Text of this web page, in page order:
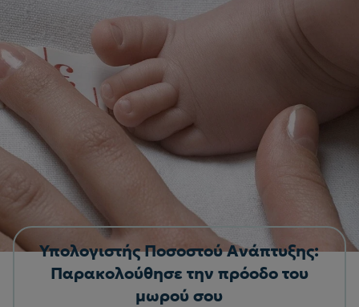
Υπολογιστής Ποσοστού Ανάπτυξης:
Παρακολούθησε την πρόοδο του
μωρού σου